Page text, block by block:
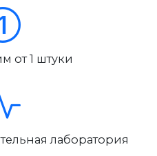
от 1 штуки
лаборатория